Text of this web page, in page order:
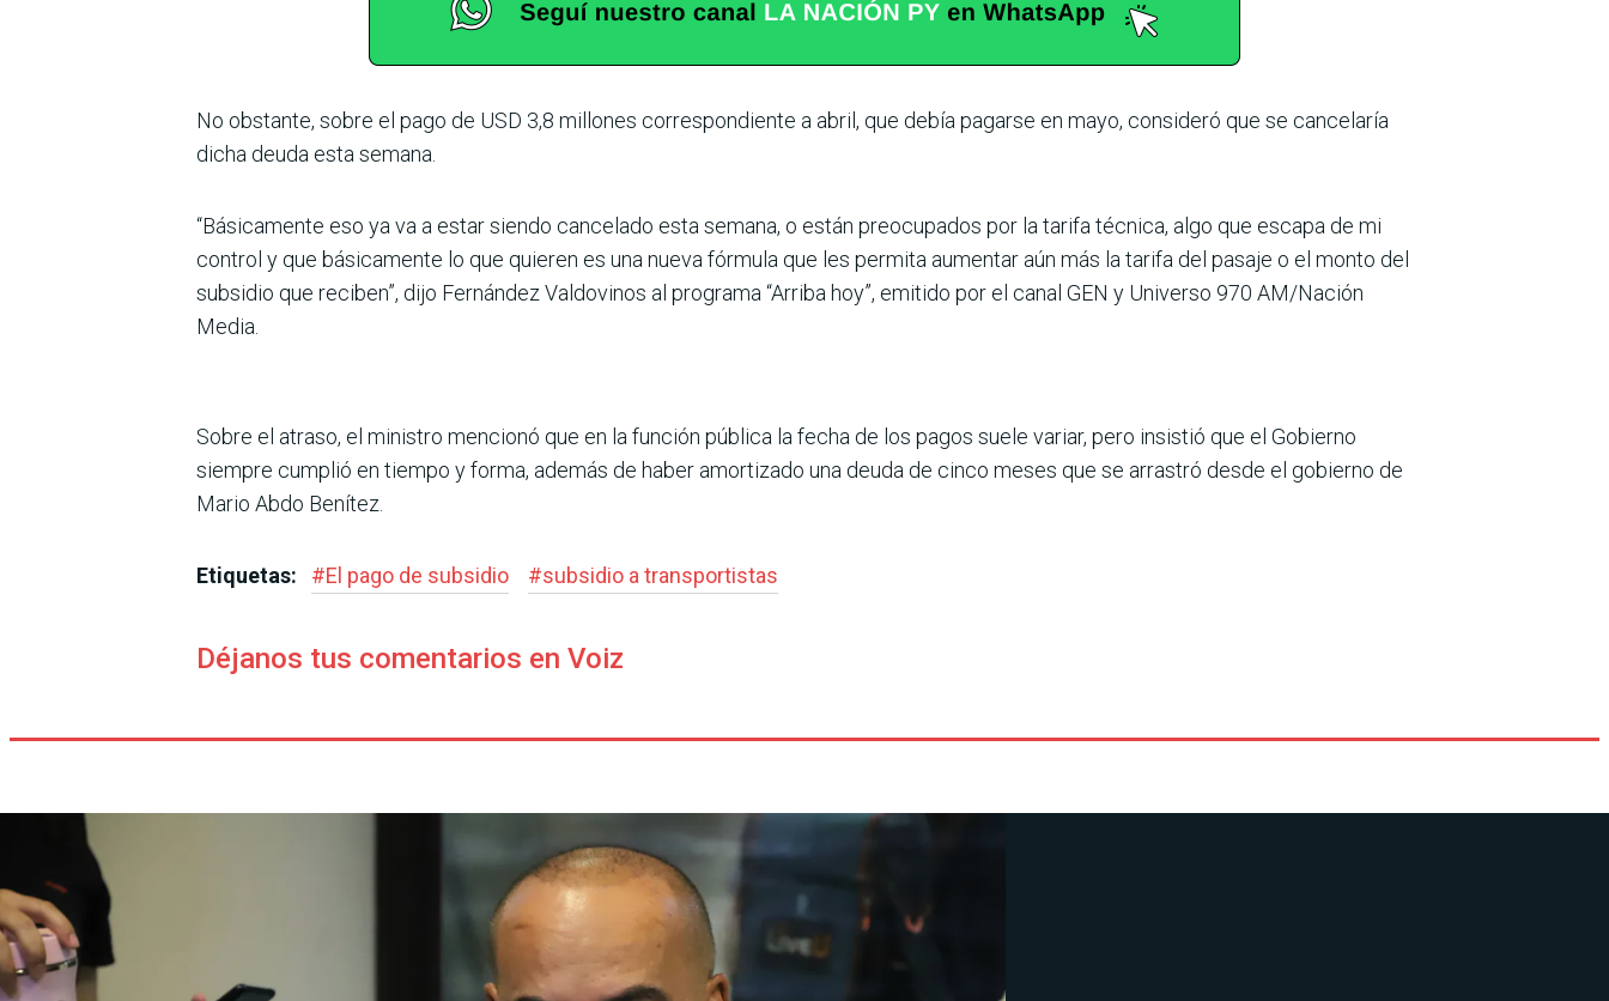
No obstante, sobre el pago de USD 3,8 millones corres­pondiente a abril, que debía pagarse en mayo, consideró que se cancelaría
dicha deuda esta semana.
“Básicamente eso ya va a estar siendo cancelado esta semana, o están preocupa­dos por la tarifa técnica, algo que escapa de mi
control y que básicamente lo que quie­ren es una nueva fórmula que les permita aumentar aún más la tarifa del pasaje o el monto del
subsidio que reci­ben”, dijo Fernández Valdo­vinos al programa “Arriba hoy”, emitido por el canal GEN y Universo 970 AM/Nación
Media.
Sobre el atraso, el ministro mencionó que en la función pública la fecha de los pagos suele variar, pero insistió que el Gobierno
siempre cumplió en tiempo y forma, además de haber amorti­zado una deuda de cinco meses que se arrastró desde el gobierno de
Mario Abdo Benítez.
Etiquetas: #El pago de subsidio #subsidio a transportistas
Déjanos tus comentarios en Voiz